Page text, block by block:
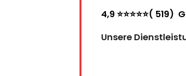
4,9 ⭐⭐⭐⭐⭐(
Unsere